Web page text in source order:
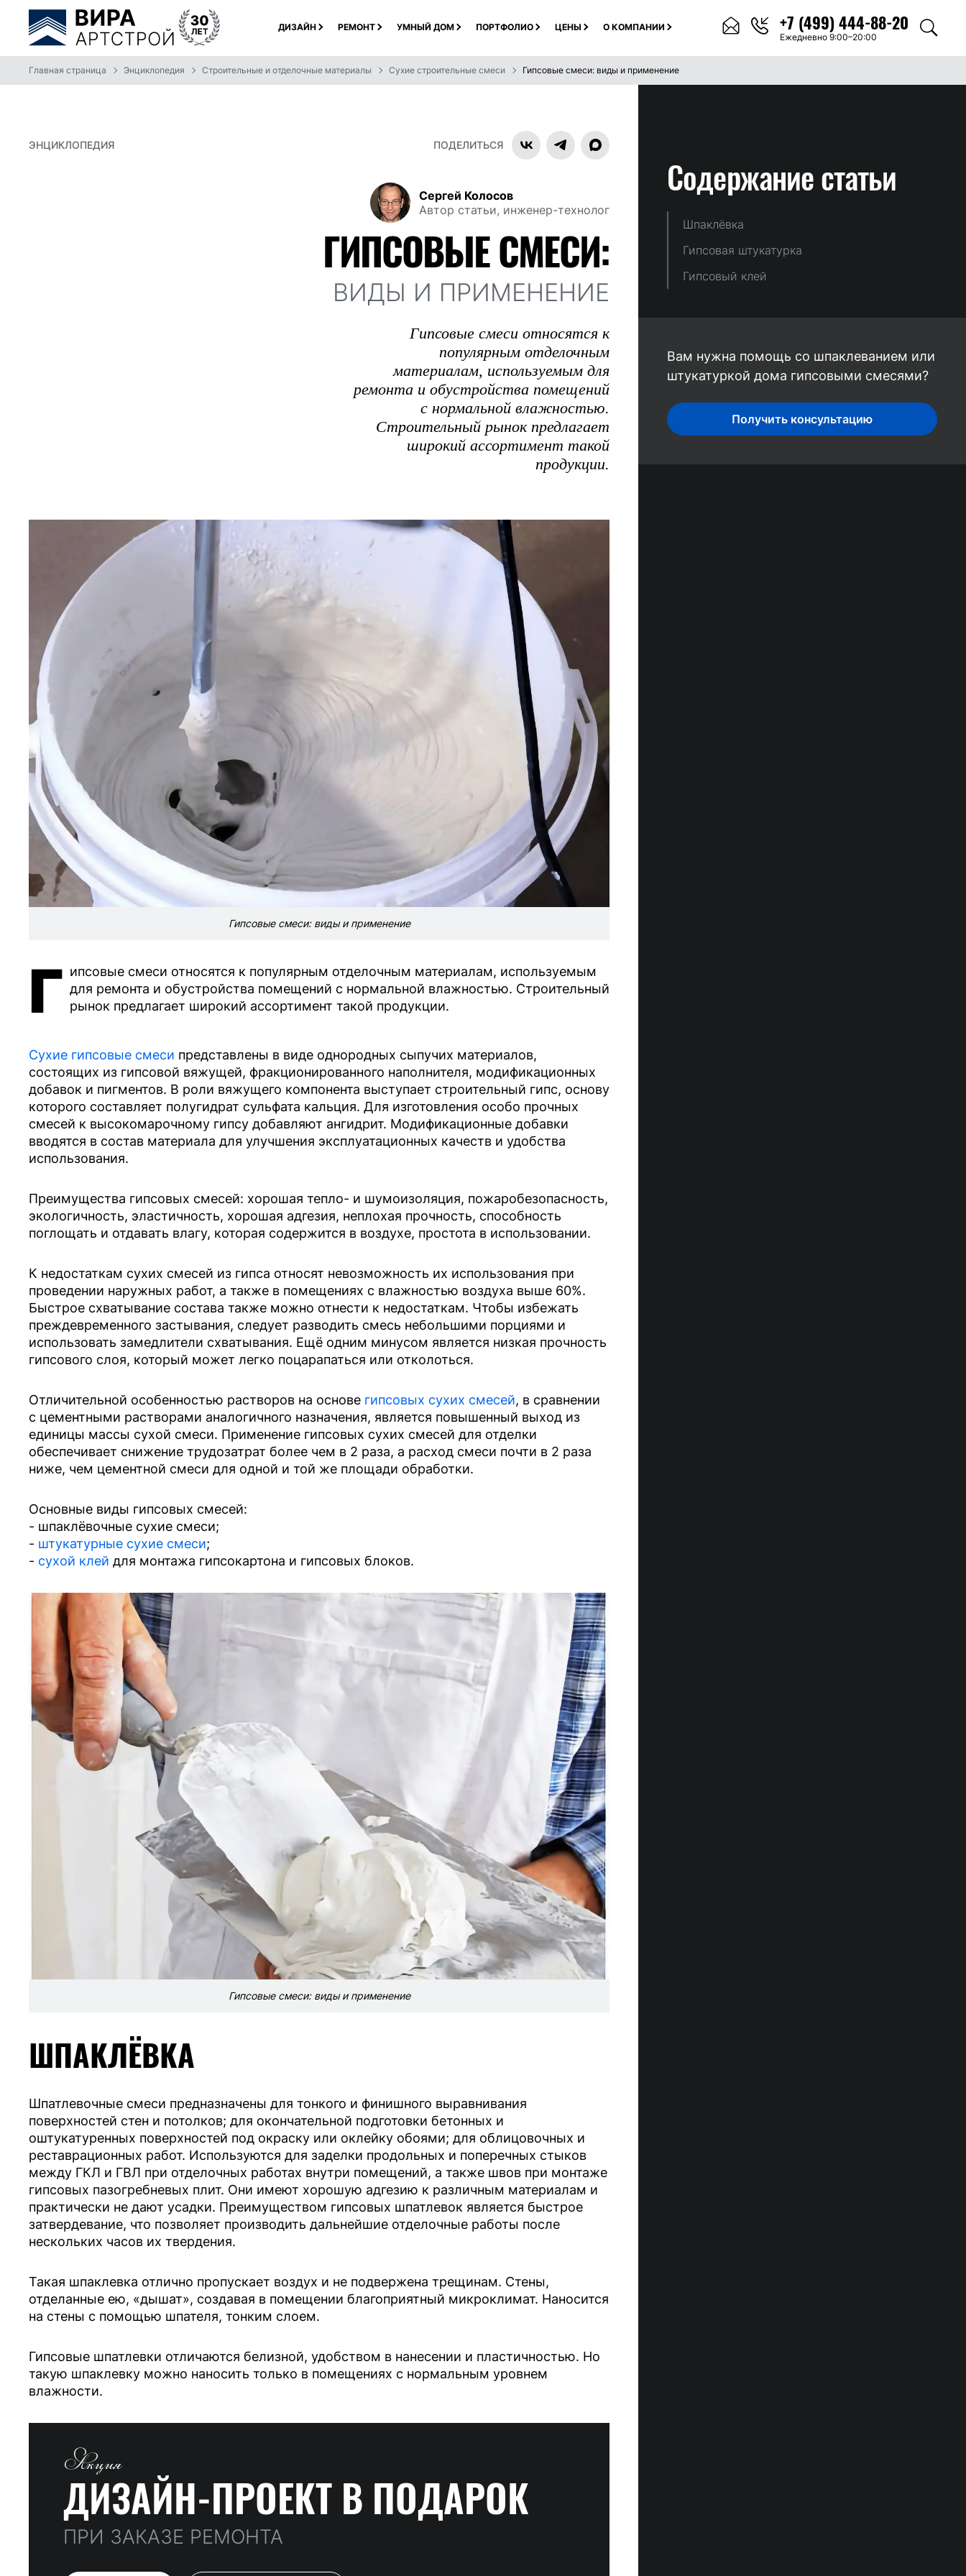
ДИЗАЙН РЕМОНТ УМНЫЙ ДОМ ПОРТФОЛИО ЦЕНЫ О КОМПАНИИ +7 (499) 444-88-20
Ежедневно 9:00–20:00
Главная страница Энциклопедия Строительные и отделочные материалы Сухие строительные смеси Гипсовые смеси: виды и применение
ЭНЦИКЛОПЕДИЯ ПОДЕЛИТЬСЯ
Сергей Колосов
Автор статьи, инженер-технолог
ГИПСОВЫЕ СМЕСИ:
ВИДЫ И ПРИМЕНЕНИЕ
Гипсовые смеси относятся к
популярным отделочным
материалам, используемым для
ремонта и обустройства помещений
с нормальной влажностью.
Строительный рынок предлагает
широкий ассортимент такой
продукции.
Гипсовые смеси: виды и применение
Г ипсовые смеси относятся к популярным отделочным материалам, используемым
для ремонта и обустройства помещений с нормальной влажностью. Строительный
рынок предлагает широкий ассортимент такой продукции.
Сухие гипсовые смеси представлены в виде однородных сыпучих материалов,
состоящих из гипсовой вяжущей, фракционированного наполнителя, модификационных
добавок и пигментов. В роли вяжущего компонента выступает строительный гипс, основу
которого составляет полугидрат сульфата кальция. Для изготовления особо прочных
смесей к высокомарочному гипсу добавляют ангидрит. Модификационные добавки
вводятся в состав материала для улучшения эксплуатационных качеств и удобства
использования.
Преимущества гипсовых смесей: хорошая тепло- и шумоизоляция, пожаробезопасность,
экологичность, эластичность, хорошая адгезия, неплохая прочность, способность
поглощать и отдавать влагу, которая содержится в воздухе, простота в использовании.
К недостаткам сухих смесей из гипса относят невозможность их использования при
проведении наружных работ, а также в помещениях с влажностью воздуха выше 60%.
Быстрое схватывание состава также можно отнести к недостаткам. Чтобы избежать
преждевременного застывания, следует разводить смесь небольшими порциями и
использовать замедлители схватывания. Ещё одним минусом является низкая прочность
гипсового слоя, который может легко поцарапаться или отколоться.
Отличительной особенностью растворов на основе гипсовых сухих смесей, в сравнении
с цементными растворами аналогичного назначения, является повышенный выход из
единицы массы сухой смеси. Применение гипсовых сухих смесей для отделки
обеспечивает снижение трудозатрат более чем в 2 раза, а расход смеси почти в 2 раза
ниже, чем цементной смеси для одной и той же площади обработки.
Основные виды гипсовых смесей:
- шпаклёвочные сухие смеси;
- штукатурные сухие смеси;
- сухой клей для монтажа гипсокартона и гипсовых блоков.
Гипсовые смеси: виды и применение
ШПАКЛЁВКА
Шпатлевочные смеси предназначены для тонкого и финишного выравнивания
поверхностей стен и потолков; для окончательной подготовки бетонных и
оштукатуренных поверхностей под окраску или оклейку обоями; для облицовочных и
реставрационных работ. Используются для заделки продольных и поперечных стыков
между ГКЛ и ГВЛ при отделочных работах внутри помещений, а также швов при монтаже
гипсовых пазогребневых плит. Они имеют хорошую адгезию к различным материалам и
практически не дают усадки. Преимуществом гипсовых шпатлевок является быстрое
затвердевание, что позволяет производить дальнейшие отделочные работы после
нескольких часов их твердения.
Такая шпаклевка отлично пропускает воздух и не подвержена трещинам. Стены,
отделанные ею, «дышат», создавая в помещении благоприятный микроклимат. Наносится
на стены с помощью шпателя, тонким слоем.
Гипсовые шпатлевки отличаются белизной, удобством в нанесении и пластичностью. Но
такую шпаклевку можно наносить только в помещениях с нормальным уровнем
влажности.
Акция
ДИЗАЙН-ПРОЕКТ В ПОДАРОК
ПРИ ЗАКАЗЕ РЕМОНТА
Содержаниестатьи
Шпаклёвка
Гипсовая штукатурка
Гипсовый клей
Вам нужна помощь со шпаклеванием или
штукатуркой дома гипсовыми смесями?
Получить консультацию